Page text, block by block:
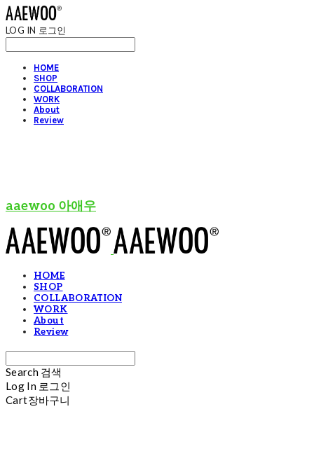
LOG IN 로그인
HOME
SHOP
COLLABORATION
WORK
About
Review
aaewoo 아애우
HOME
SHOP
COLLABORATION
WORK
About
Review
Search 검색
Log In 로그인
Cart장바구니